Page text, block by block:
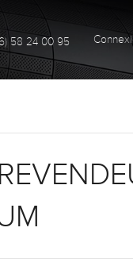
58 24 00 95